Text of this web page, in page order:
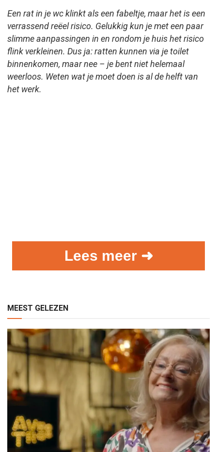
Een rat in je wc klinkt als een fabeltje, maar het is een
verrassend reëel risico. Gelukkig kun je met een paar
slimme aanpassingen in en rondom je huis het risico
flink verkleinen. Dus ja: ratten kunnen via je toilet
binnenkomen, maar nee – je bent niet helemaal
weerloos. Weten wat je moet doen is al de helft van
het werk.
Lees meer ➜
MEEST GELEZEN